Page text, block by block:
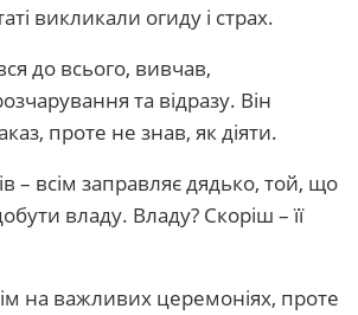
викликали огиду і страх.
до всього, вивчав,
та відразу. Він
проте не знав, як діяти.
– всім заправляє дядько, той, що
владу. Владу? Скоріш – її
на важливих церемоніях, проте